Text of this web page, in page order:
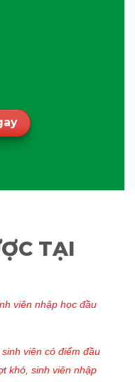
TẠI
viên nhập học đầu
viên có điểm đầu
khó, sinh viên nhập